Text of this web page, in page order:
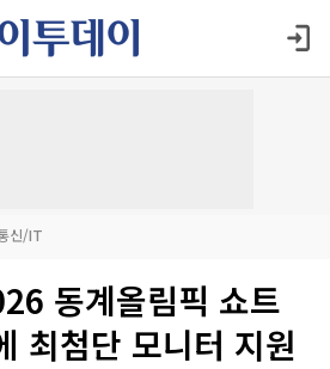
신/IT
동계올림픽 쇼트
최첨단 모니터 지원